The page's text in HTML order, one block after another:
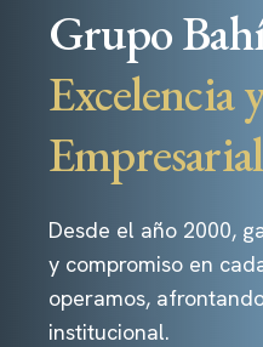
Grupo
Excelencia
Empresarial
Desde el año 2000,
y compromiso en
operamos,
institucional.